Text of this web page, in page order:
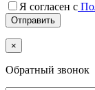
Я согласен с
×
Обратный звонок